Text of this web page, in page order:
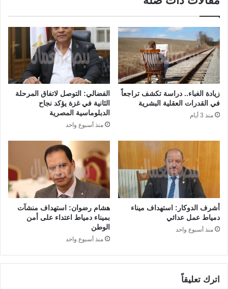
زيادة الغباء.. دراسة تكشف تراجعاً
في القدرات العقلية البشرية
منذ 3 أيام
الفضالي: التوصل لاتفاق المرحلة
الثانية في غزة يؤكد نجاح
الدبلوماسية المصرية
منذ أسبوع واحد
أشرف الدوكار: استهداف ميناء
دمياط عمل عدائي
منذ أسبوع واحد
هشام رضوان: استهداف منشآت
بميناء دمياط اعتداء على أمن
الوطن
منذ أسبوع واحد
اترك تعليقاً